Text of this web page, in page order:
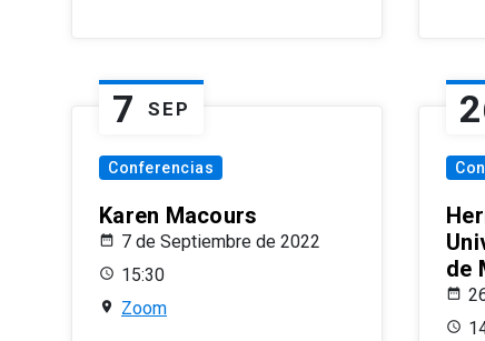
7 SEP
Conferencias
Karen Macours
7 de Septiembre de 2022
15:30
Zoom
de